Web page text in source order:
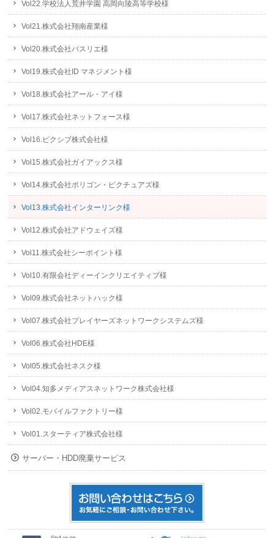
Vol22.学校法人荒井学園 高岡向陵高等学校様
Vol21.株式会社翔南産業様
Vol20.株式会社バスリエ様
Vol19.株式会社ID マネジメント様
Vol18.株式会社アール・アイ様
Vol17.株式会社ネットフォース様
Vol16.ピクシブ株式会社様
Vol15.株式会社ガイアックス様
Vol14.株式会社ポリゴン・ピクチュアズ様
Vol13.株式会社インターリンク様
Vol12.株式会社アドウェイズ様
Vol11.株式会社シーポイント様
Vol10.有限会社ディーインクリエイティブ様
Vol09.株式会社ネットハック様
Vol07.株式会社プレイヤーズネットワークシステムズ様
Vol06.株式会社HDE様
Vol05.株式会社ネスク様
Vol04.知多メディアスネットワーク株式会社様
Vol02.モバイルファクトリー様
Vol01.スターティア株式会社様
サーバー・HDD廃棄サービス